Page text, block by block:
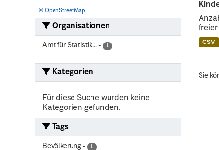
© OpenStreetMap
Organisationen
Amt für Statistik... - 1
Kategorien
Für diese Suche wurden keine
Kategorien gefunden.
Tags
Bevölkerung - 1
freier
CSV
Sie